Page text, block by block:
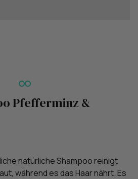
Pfefferminz &
natürliche Shampoo reinigt
während es das Haar nährt. Es